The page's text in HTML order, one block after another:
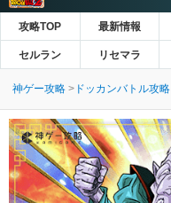
攻略TOP 最新情報
セルラン リセマラ
神ゲー攻略 ドッカンバトル攻略